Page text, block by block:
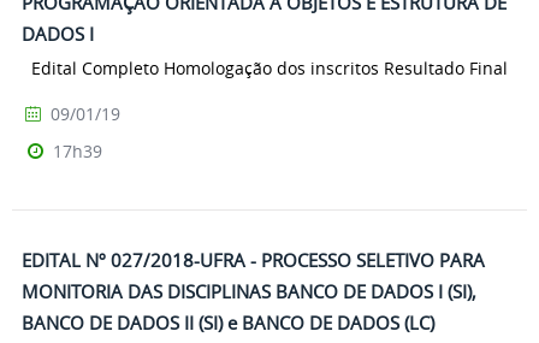
DADOS I
Edital Completo Homologação dos inscritos Resultado Final
09/01/19
17h39
EDITAL Nº 027/2018-UFRA - PROCESSO SELETIVO PARA
MONITORIA DAS DISCIPLINAS BANCO DE DADOS I (SI),
BANCO DE DADOS II (SI) e BANCO DE DADOS (LC)